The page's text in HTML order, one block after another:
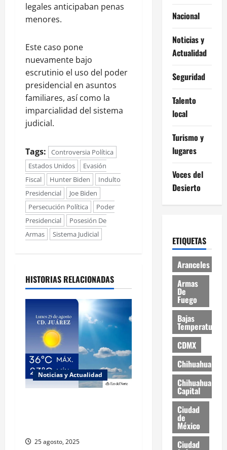
legales anticipaban penas
menores.
Este caso pone
nuevamente bajo
escrutinio el uso del poder
presidencial en asuntos
familiares, así como la
imparcialidad del sistema
judicial.
Tags:
Controversia Política
Estados Unidos
Evasión
Fiscal
Hunter Biden
Indulto
Presidencial
Joe Biden
Persecución Política
Poder
Presidencial
Posesión De
Armas
Sistema Judicial
HISTORIAS RELACIONADAS
Noticias y Actualidad
25 agosto, 2025
Nacional
Noticias y
Actualidad
Seguridad
Talento
local
Turismo y
lugares
Voces del
Desierto
ETIQUETAS
Aranceles
Armas
De
Fuego
Bajas
Temperaturas
CDMX
Chihuahua
Chihuahua
Capital
Ciudad
de
México
Ciudad